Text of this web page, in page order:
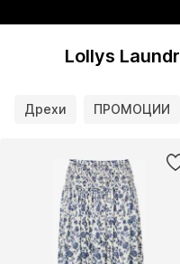
Lollys
Дрехи ПРОМОЦИИ